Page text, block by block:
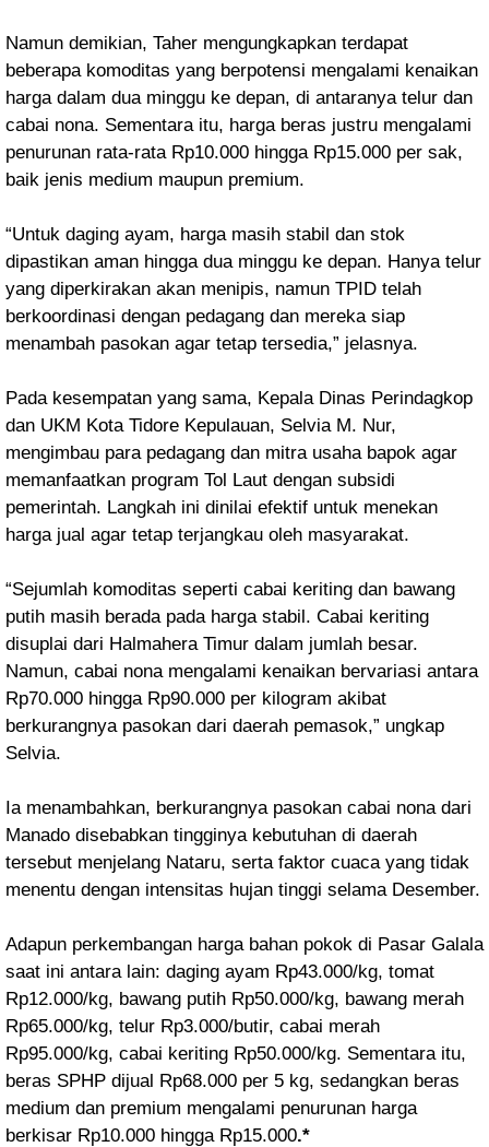
Namun demikian, Taher mengungkapkan terdapat
beberapa komoditas yang berpotensi mengalami kenaikan
harga dalam dua minggu ke depan, di antaranya telur dan
cabai nona. Sementara itu, harga beras justru mengalami
penurunan rata-rata Rp10.000 hingga Rp15.000 per sak,
baik jenis medium maupun premium.
“Untuk daging ayam, harga masih stabil dan stok
dipastikan aman hingga dua minggu ke depan. Hanya telur
yang diperkirakan akan menipis, namun TPID telah
berkoordinasi dengan pedagang dan mereka siap
menambah pasokan agar tetap tersedia,” jelasnya.
Pada kesempatan yang sama, Kepala Dinas Perindagkop
dan UKM Kota Tidore Kepulauan, Selvia M. Nur,
mengimbau para pedagang dan mitra usaha bapok agar
memanfaatkan program Tol Laut dengan subsidi
pemerintah. Langkah ini dinilai efektif untuk menekan
harga jual agar tetap terjangkau oleh masyarakat.
“Sejumlah komoditas seperti cabai keriting dan bawang
putih masih berada pada harga stabil. Cabai keriting
disuplai dari Halmahera Timur dalam jumlah besar.
Namun, cabai nona mengalami kenaikan bervariasi antara
Rp70.000 hingga Rp90.000 per kilogram akibat
berkurangnya pasokan dari daerah pemasok,” ungkap
Selvia.
Ia menambahkan, berkurangnya pasokan cabai nona dari
Manado disebabkan tingginya kebutuhan di daerah
tersebut menjelang Nataru, serta faktor cuaca yang tidak
menentu dengan intensitas hujan tinggi selama Desember.
Adapun perkembangan harga bahan pokok di Pasar Galala
saat ini antara lain: daging ayam Rp43.000/kg, tomat
Rp12.000/kg, bawang putih Rp50.000/kg, bawang merah
Rp65.000/kg, telur Rp3.000/butir, cabai merah
Rp95.000/kg, cabai keriting Rp50.000/kg. Sementara itu,
beras SPHP dijual Rp68.000 per 5 kg, sedangkan beras
medium dan premium mengalami penurunan harga
berkisar Rp10.000 hingga Rp15.000.*